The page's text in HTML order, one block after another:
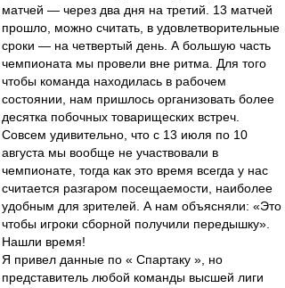
матчей — через два дня на третий. 13 матчей
прошло, можно считать, в удовлетворительные
сроки — на четвертый день. А большую часть
чемпионата мы провели вне ритма. Для того
чтобы команда находилась в рабочем
состоянии, нам пришлось организовать более
десятка побочных товарищеских встреч.
Совсем удивительно, что с 13 июля по 10
августа мы вообще не участвовали в
чемпионате, тогда как это время всегда у нас
считается разгаром посещаемости, наиболее
удобным для зрителей. А нам объясняли: «Это
чтобы игроки сборной получили передышку».
Нашли время!
Я привел данные по « Спартаку », но
представитель любой команды высшей лиги